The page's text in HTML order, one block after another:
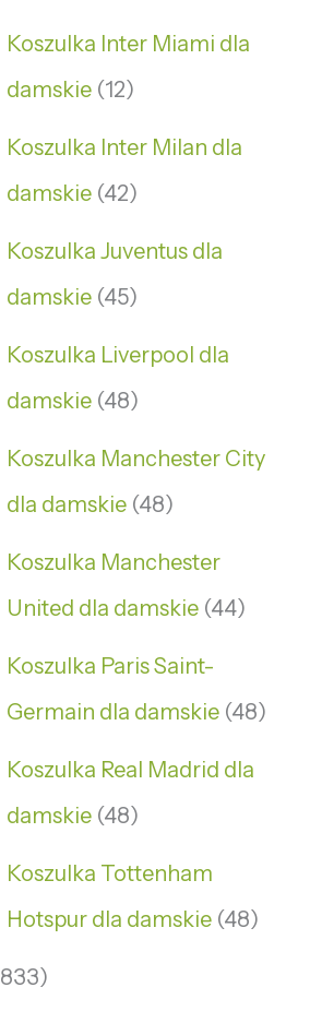
Koszulka Inter Miami dla
damskie 12
Koszulka Inter Milan dla
damskie 42
Koszulka Juventus dla
damskie 45
Koszulka Liverpool dla
damskie 48
Koszulka Manchester City
dla damskie 48
Koszulka Manchester
United dla damskie 44
Koszulka Paris Saint-
Germain dla damskie 48
Koszulka Real Madrid dla
damskie 48
Koszulka Tottenham
Hotspur dla damskie 48
833